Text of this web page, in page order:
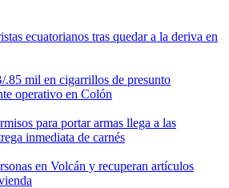
ecuatorianos tras quedar a la deriva en
.85 mil en cigarrillos de presunto
operativo en Colón
para portar armas llega a las
inmediata de carnés
en Volcán y recuperan artículos